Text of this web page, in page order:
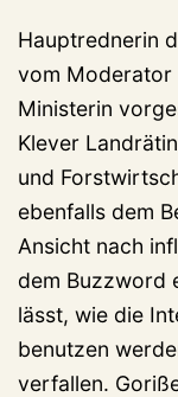
Hauptrednerin
vom Moderator
Ministerin
Klever
und
ebenfalls dem
Ansicht nach
dem Buzzword
lässt, wie die
benutzen
verfallen.